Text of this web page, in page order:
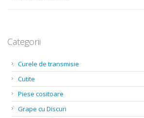
Categorii
Curele de transmisie
Cutite
Piese cositoare
Grape cu Discuri